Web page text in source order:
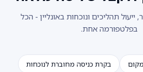
תהליכים ונוכחות באונליין - הכל
בפלטפורמה אחת.
בקרת כניסה מחוברת לנוכחות